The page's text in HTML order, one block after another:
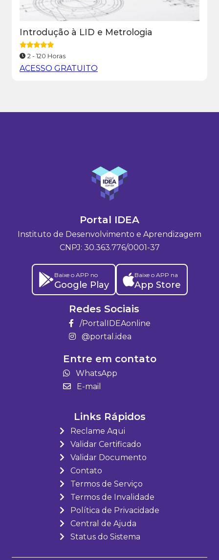
Introdução à LID e Metrologia
2 - 120 Horas
ACESSO GRATUITO
Portal IDEA
Instituto de Desenvolvimento e Aprendizagem
CNPJ: 30.363.776/0001-37
Baixe o APP no
Google Play
Baixe o APP na
App Store
Redes Sociais
/PortalIDEAonline
@portal.idea
Entre em contato
WhatsApp
E-mail
Links Rápidos
Reclame Aqui
Validar Certificado
Validar Documento
Contato
Termos de Serviço
Termos de Invalidade
Política de Privacidade
Central de Ajuda
Status do Sistema